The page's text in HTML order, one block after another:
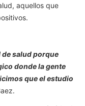
aquellos que
salud porque
donde la gente
que el estudio